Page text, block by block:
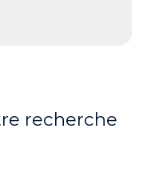
recherche